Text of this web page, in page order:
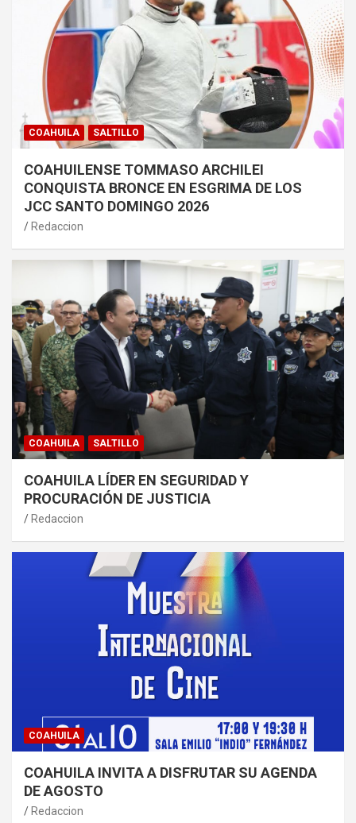
COAHUILA SALTILLO
COAHUILENSE TOMMASO ARCHILEI
CONQUISTA BRONCE EN ESGRIMA DE LOS
JCC SANTO DOMINGO 2026
Redaccion
COAHUILA SALTILLO
COAHUILA LÍDER EN SEGURIDAD Y
PROCURACIÓN DE JUSTICIA
Redaccion
COAHUILA
COAHUILA INVITA A DISFRUTAR SU AGENDA
DE AGOSTO
Redaccion